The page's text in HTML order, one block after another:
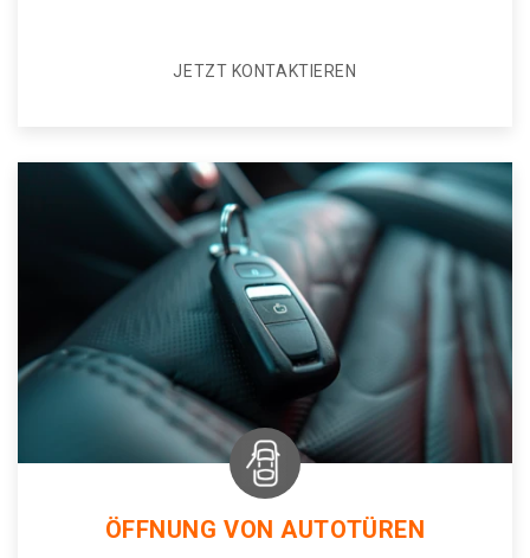
JETZT KONTAKTIEREN
ÖFFNUNG VON AUTOTÜREN